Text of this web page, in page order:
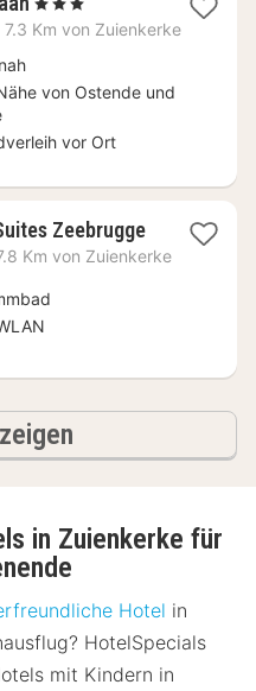
Nacht
€
7.3 Km von Zuienkerke
von Ostende und
vor Ort
Zeebrugge1
Nacht
Km von Zuienkerke
in Zuienkerke für
Hotel in
HotelSpecials
mit Kindern in